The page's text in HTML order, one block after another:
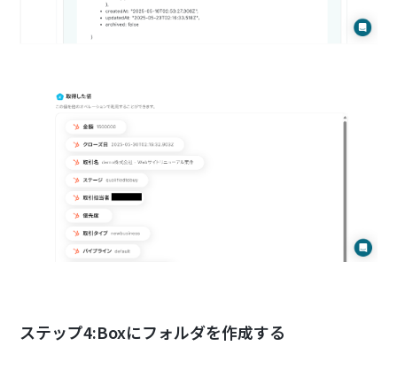
ステップ4:Boxにフォルダを作成する